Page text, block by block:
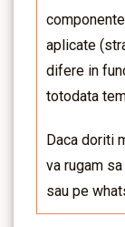
aplicate
difere in
totodata
Daca doriti
va rugam
sau pe